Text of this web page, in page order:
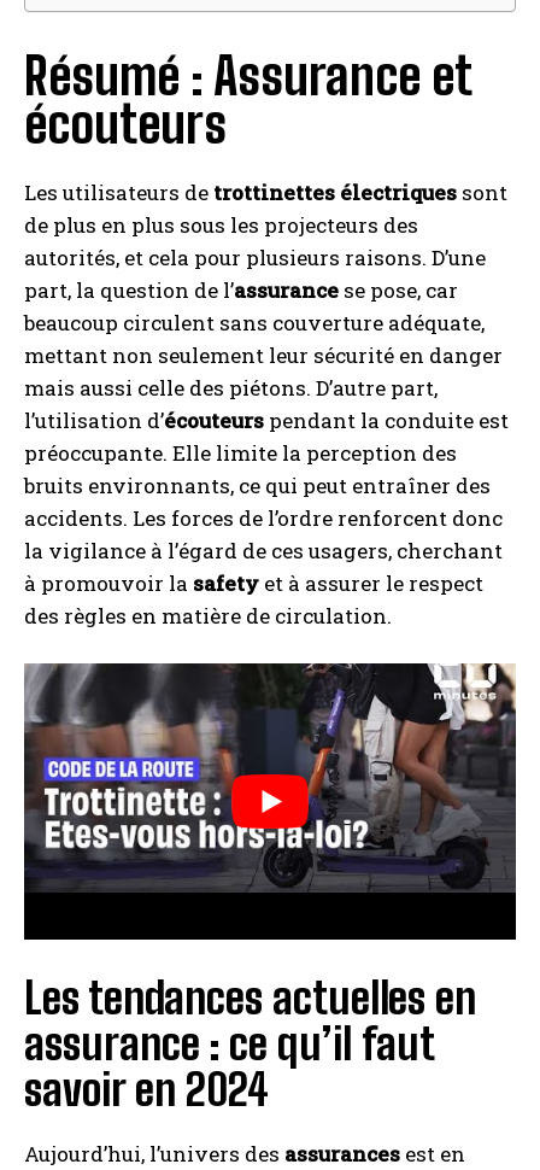
Résumé : Assurance et
écouteurs
Les utilisateurs de trottinettes électriques sont
de plus en plus sous les projecteurs des
autorités, et cela pour plusieurs raisons. D’une
part, la question de l’assurance se pose, car
beaucoup circulent sans couverture adéquate,
mettant non seulement leur sécurité en danger
mais aussi celle des piétons. D’autre part,
l’utilisation d’écouteurs pendant la conduite est
préoccupante. Elle limite la perception des
bruits environnants, ce qui peut entraîner des
accidents. Les forces de l’ordre renforcent donc
la vigilance à l’égard de ces usagers, cherchant
à promouvoir la safety et à assurer le respect
des règles en matière de circulation.
Les tendances actuelles en
assurance : ce qu’il faut
savoir en 2024
Aujourd’hui, l’univers des assurances est en